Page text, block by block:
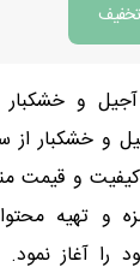
آجیل و
کیفیت و قیمت
و تهیه
را آغاز نمود.